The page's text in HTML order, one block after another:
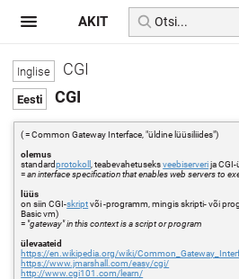
CGI
CGI
( = Common Gateway Interface, "üldine lüüsiliides")
olemus
standardprotokoll , teabevahetuseksveebiserverija
=an interface specification that enables web servers to
lüüs
on siin CGI-skriptvõi -programm, mingis skripti- või
Basic vm)
= "gateway" in this context is a script or program
ülevaateid
https://en.wikipedia.org/wiki/
https://www.jmarshall.com/easy/cgi/
http://www.cgi101.com/learn/
AKIT